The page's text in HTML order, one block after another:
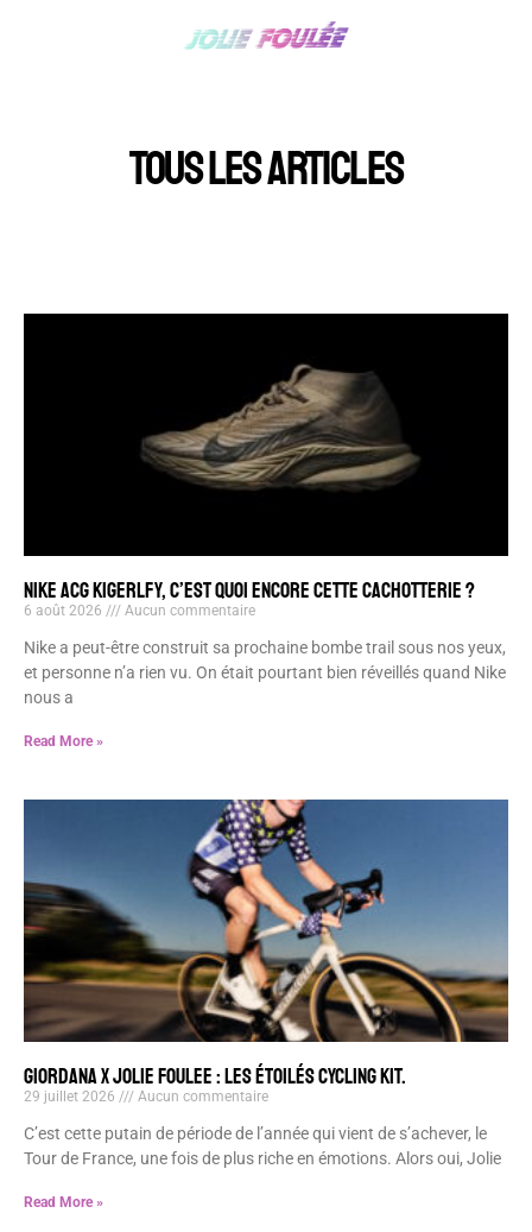
TOUS LES ARTICLES
NIKE ACG KIGERLFY, C’EST QUOI ENCORE CETTE CACHOTTERIE ?
6 août 2026 Aucun commentaire
Nike a peut-être construit sa prochaine bombe trail sous nos yeux,
et personne n’a rien vu. On était pourtant bien réveillés quand Nike
nous a
Read More »
GIORDANA x JOLIE FOULEE : LES ÉTOILÉS CYCLING KIT.
29 juillet 2026 Aucun commentaire
C’est cette putain de période de l’année qui vient de s’achever, le
Tour de France, une fois de plus riche en émotions. Alors oui, Jolie
Read More »